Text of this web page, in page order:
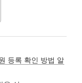
등록 확인 방법 알